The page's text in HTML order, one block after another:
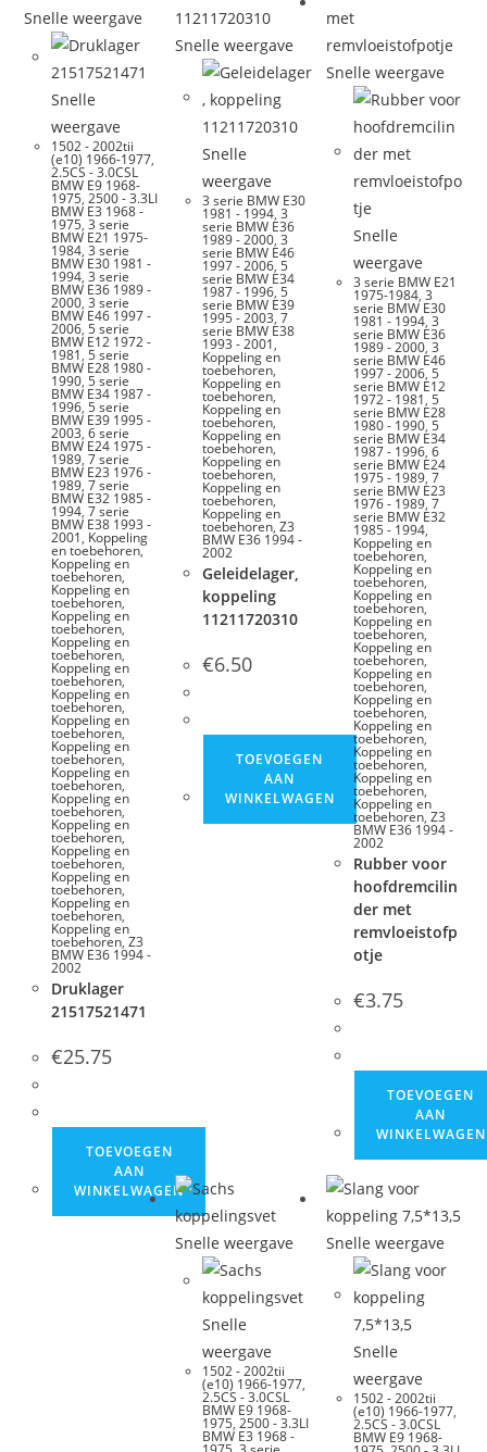
Snelle weergave
Snelle
weergave
1502 - 2002tii
(e10) 1966-1977,
2.5CS - 3.0CSL
BMW E9 1968-
1975,2500 - 3.3LI
BMW E3 1968 -
1975,3 serie
BMW E21 1975-
1984,3 serie
BMW E30 1981 -
1994,3 serie
BMW E36 1989 -
2000,3 serie
BMW E46 1997 -
2006,5 serie
BMW E12 1972 -
1981,5 serie
BMW E28 1980 -
1990,5 serie
BMW E34 1987 -
1996,5 serie
BMW E39 1995 -
2003,6 serie
BMW E24 1975 -
1989,7 serie
BMW E23 1976 -
1989,7 serie
BMW E32 1985 -
1994,7 serie
BMW E38 1993 -
2001, Koppeling
en toebehoren,
Koppeling en
toebehoren,
Koppeling en
toebehoren,
Koppeling en
toebehoren,
Koppeling en
toebehoren,
Koppeling en
toebehoren,
Koppeling en
toebehoren,
Koppeling en
toebehoren,
Koppeling en
toebehoren,
Koppeling en
toebehoren,
Koppeling en
toebehoren,
Koppeling en
toebehoren,
Koppeling en
toebehoren,
Koppeling en
toebehoren,
Koppeling en
toebehoren,
Koppeling en
toebehoren,Z3
BMW E36 1994 -
2002
Druklager
21517521471
€25.75
TOEVOEGEN
AAN
WINKELWAGEN
Snelle weergave
Snelle
weergave
3 serie BMW E30
1981 - 1994, 3
serie BMW E36
1989 - 2000, 3
serie BMW E46
1997 - 2006, 5
serie BMW E34
1987 - 1996, 5
serie BMW E39
1995 - 2003, 7
serie BMW E38
1993 - 2001,
Koppeling en
toebehoren,
Koppeling en
toebehoren,
Koppeling en
toebehoren,
Koppeling en
toebehoren,
Koppeling en
toebehoren,
Koppeling en
toebehoren,
Koppeling en
toebehoren, Z3
BMW E36 1994 -
2002
Geleidelager,
koppeling
11211720310
€6.50
TOEVOEGEN
AAN
WINKELWAGEN
Snelle weergave
Snelle
weergave
3 serie BMW E21
1975-1984, 3
serie BMW E30
1981 - 1994, 3
serie BMW E36
1989 - 2000, 3
serie BMW E46
1997 - 2006, 5
serie BMW E12
1972 - 1981, 5
serie BMW E28
1980 - 1990, 5
serie BMW E34
1987 - 1996, 6
serie BMW E24
1975 - 1989, 7
serie BMW E23
1976 - 1989, 7
serie BMW E32
1985 - 1994,
Koppeling en
toebehoren,
Koppeling en
toebehoren,
Koppeling en
toebehoren,
Koppeling en
toebehoren,
Koppeling en
toebehoren,
Koppeling en
toebehoren,
Koppeling en
toebehoren,
Koppeling en
toebehoren,
Koppeling en
toebehoren,
Koppeling en
toebehoren,
Koppeling en
toebehoren, Z3
BMW E36 1994 -
2002
Rubber voor
hoofdremcilin
der met
remvloeistofp
otje
€3.75
TOEVOEGEN
AAN
WINKELWAGEN
Snelle weergave
Snelle
weergave
1502 - 2002tii
(e10) 1966-1977,
2.5CS - 3.0CSL
BMW E9 1968-
1975, 2500 - 3.3LI
BMW E3 1968 -
Snelle weergave
Snelle
weergave
1502 - 2002tii
(e10) 1966-1977,
2.5CS - 3.0CSL
BMW E9 1968-